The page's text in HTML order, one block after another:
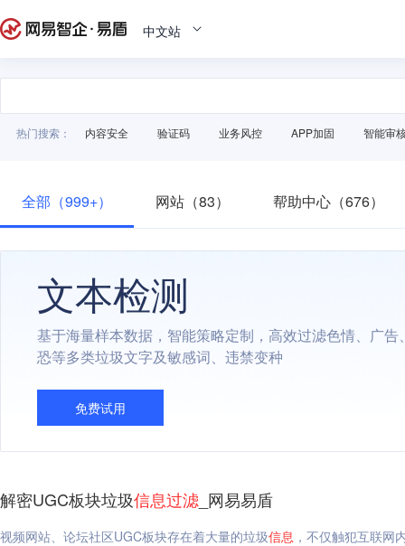
中文站
热门搜索： 内容安全 验证码 业务风控 APP加固 智能审
全部（999+） 网站（83） 帮助中心（676）
文本检测
基于海量样本数据，智能策略定制，高效过滤色情、广告
恐等多类垃圾文字及敏感词、违禁变种
免费试用
解密UGC板块垃圾信息过滤 _网易易盾
视频网站、论坛社区UGC板块存在着大量的垃圾信息 ，不仅触犯互联网